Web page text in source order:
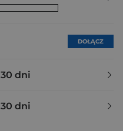
DOŁĄCZ
30 dni
30 dni